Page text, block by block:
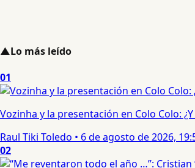
▲Lo más leído
01
Vozinha y la presentación en Colo Colo:
Raul Tiki Toledo • 6 de agosto de 2026,
02